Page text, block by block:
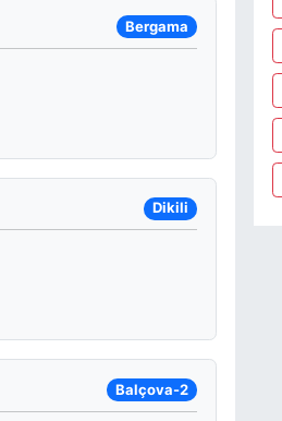
Bergama
Dikili
Balçova-2